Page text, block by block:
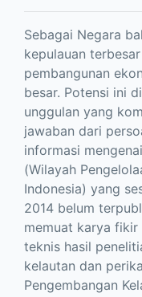
Sebagai Negara
kepulauan
pembangunan
besar. Potensi ini
unggulan yang
jawaban dari
informasi
(Wilayah
Indonesia) yang
2014 belum
memuat karya
teknis hasil
kelautan dan
Pengembangan